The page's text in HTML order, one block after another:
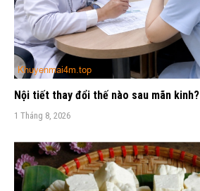
Nội tiết thay đổi thế nào sau mãn kinh?
1 Tháng 8, 2026